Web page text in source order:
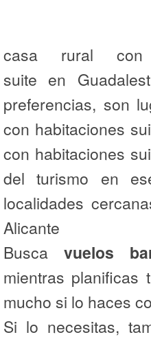
casa rural con
suite en
preferencias, son
con habitaciones
con habitaciones
del turismo en
localidades
Alicante
Busca vuelos
mientras planificas
mucho si lo haces
Si lo necesitas,